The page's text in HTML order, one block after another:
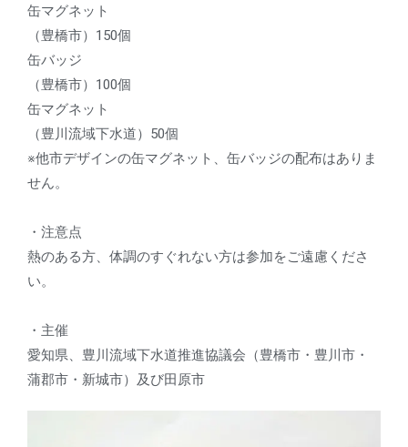
缶マグネット
（豊橋市）150個
缶バッジ
（豊橋市）100個
缶マグネット
（豊川流域下水道）50個
※他市デザインの缶マグネット、缶バッジの配布はありま
せん。
・注意点
熱のある方、体調のすぐれない方は参加をご遠慮くださ
い。
・主催
愛知県、豊川流域下水道推進協議会（豊橋市・豊川市・
蒲郡市・新城市）及び田原市